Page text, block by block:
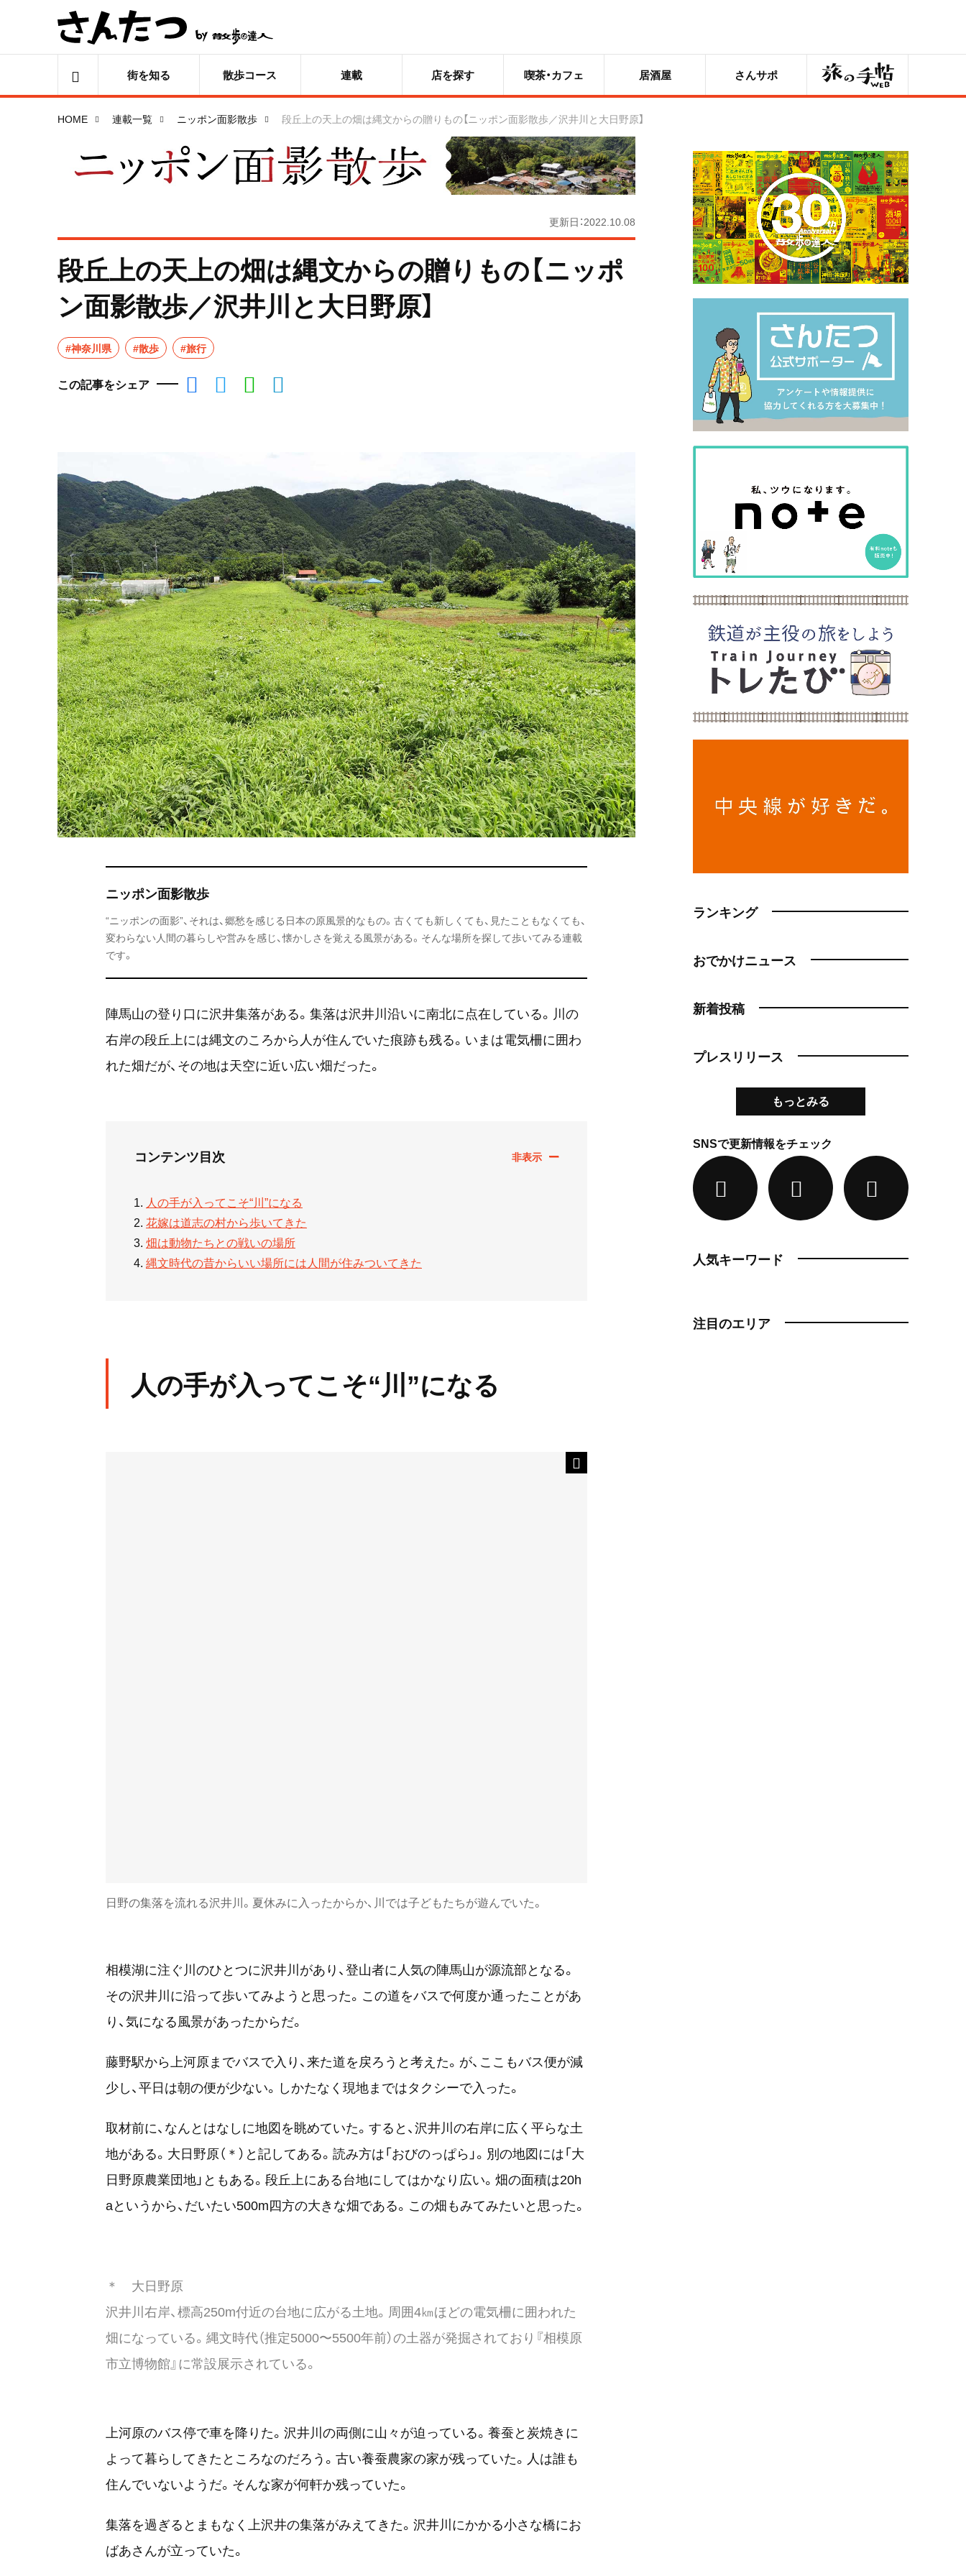
街を知る 散歩コース 連載 店を探す 喫茶・カフェ 居酒屋 さんサポ 旅の手帖
HOME 連載一覧 ニッポン面影散歩 段丘上の天上の畑は縄文からの贈りもの【ニッポン面影散歩／沢井川と大日野原】
更新日：2022.10.08
段丘上の天上の畑は縄文からの贈りもの【ニッポ
ン面影散歩／沢井川と大日野原】
#神奈川県 #散歩 #旅行
この記事をシェア
ニッポン面影散歩
“ニッポンの面影”、それは、郷愁を感じる日本の原風景的なもの。古くても新しくても、見たこともなくても、
変わらない人間の暮らしや営みを感じ、懐かしさを覚える風景がある。そんな場所を探して歩いてみる連載
です。
陣馬山の登り口に沢井集落がある。集落は沢井川沿いに南北に点在している。川の
右岸の段丘上には縄文のころから人が住んでいた痕跡も残る。いまは電気柵に囲わ
れた畑だが、その地は天空に近い広い畑だった。
コンテンツ目次
人の手が入ってこそ“川”になる
花嫁は道志の村から歩いてきた
畑は動物たちとの戦いの場所
縄文時代の昔からいい場所には人間が住みついてきた
人の手が入ってこそ“川”になる
日野の集落を流れる沢井川。夏休みに入ったからか、川では子どもたちが遊んでいた。
相模湖に注ぐ川のひとつに沢井川があり、登山者に人気の陣馬山が源流部となる。
その沢井川に沿って歩いてみようと思った。この道をバスで何度か通ったことがあ
り、気になる風景があったからだ。
藤野駅から上河原までバスで入り、来た道を戻ろうと考えた。が、ここもバス便が減
少し、平日は朝の便が少ない。しかたなく現地まではタクシーで入った。
取材前に、なんとはなしに地図を眺めていた。すると、沢井川の右岸に広く平らな土
地がある。大日野原（＊）と記してある。読み方は「おびのっぱら」。別の地図には「大
日野原農業団地」ともある。段丘上にある台地にしてはかなり広い。畑の面積は20h
aというから、だいたい500m四方の大きな畑である。この畑もみてみたいと思った。
＊ 大日野原
沢井川右岸、標高250m付近の台地に広がる土地。周囲4㎞ほどの電気柵に囲われた
畑になっている。縄文時代（推定5000〜5500年前）の土器が発掘されており『相模原
市立博物館』に常設展示されている。
上河原のバス停で車を降りた。沢井川の両側に山々が迫っている。養蚕と炭焼きに
よって暮らしてきたところなのだろう。古い養蚕農家の家が残っていた。人は誰も
住んでいないようだ。そんな家が何軒か残っていた。
集落を過ぎるとまもなく上沢井の集落がみえてきた。沢井川にかかる小さな橋にお
ばあさんが立っていた。
ランキング
おでかけニュース
新着投稿
プレスリリース
もっとみる
SNSで更新情報をチェック
人気キーワード
注目のエリア